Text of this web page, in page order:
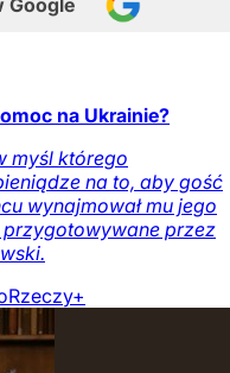
Google
na Ukrainie?
myśl którego
na to, aby gość
wynajmował mu jego
przygotowywane przez